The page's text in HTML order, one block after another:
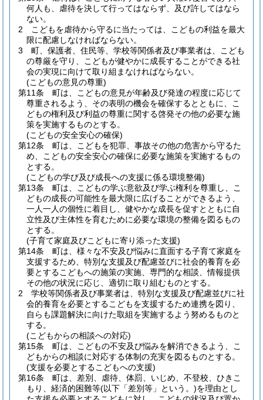
何人も、虐待を決して行ってはならず、及び許してはなら
ない。
2
こどもを虐待から守るに当たっては、こどもの利益を最大
限に配慮しなければならない。
3
町、保護者、住民等、学校等関係者及び事業者は、こども
の尊厳を守り、こどもが健やかに成長することができる社
会の実現に向けて取り組まなければならない。
(こどもの意見の尊重)
第11条
町は、こどもの意見が年齢及び発達の程度に応じて
尊重されるよう、その表明の機会を確保するとともに、こ
どもの権利及び利益の尊重に関する啓発その他の必要な施
策を実施するものとする。
(こどもの安全安心の確保)
第12条
町は、こどもを犯罪、事故その他の危害から守るた
め、こどもの安全安心の確保に必要な施策を実施するもの
とする。
(こどもの学び及び成長への支援に係る環境整備)
第13条
町は、こどもの学ぶ意欲及び学ぶ権利を尊重し、こ
どもの成長の可能性を最大限に広げることができるよう、
一人一人の個性に着目し、健やかな成長を促すとともに自
立性及び主体性を育むために必要な環境の整備を図るもの
とする。
(子育て家庭及びこどもに寄り添った支援)
第14条
町は、様々な不安及び悩みに直面する子育て家庭を
支援するため、特別な支援及び配慮並びに社会的養育を必
要とするこどもへの施策の実施、専門的な相談、情報提供
その他の状況に応じ、適切に取り組むものとする。
2
学校等関係者及び事業者は、特別な支援及び配慮並びに社
会的養育を必要とするこどもを支援するため連携を図り、
自らも課題解決に向けた取組を実施するよう努めるものと
する。
(こどもからの相談への対応)
第15条
町は、こどもの不安及び悩みを解消できるよう、こ
どもからの相談に対応する体制の充実を図るものとする。
(支援を必要とするこどもへの支援)
第16条
町は、差別、虐待、体罰、いじめ、不登校、ひきこ
もり、経済的困難等(以下「差別等」という。)を理由とし